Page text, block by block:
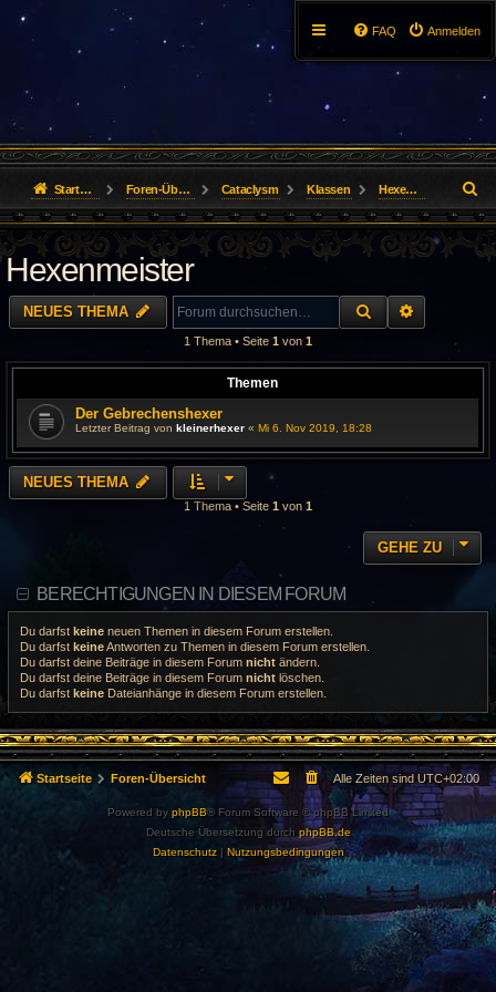
Anmelden
FAQ
Startseite Foren-Übersicht Cataclysm Klassen Hexenmeister
u
c
Hexenmeister
NEUES THEMA SUCHE
1 Thema • Seite 1 von 1
Themen
Der Gebrechenshexer
Letzter Beitrag von kleinerhexer « Mi 6. Nov 2019, 18:28
NEUES THEMA
1 Thema • Seite 1 von 1
GEHE ZU
BERECHTIGUNGEN IN DIESEM FORUM
Du darfst keine neuen Themen in diesem Forum erstellen.
Du darfst keineAntworten zu Themen in diesem Forum erstellen.
Du darfst deine Beiträge in diesem Forum nicht ändern.
Du darfst deine Beiträge in diesem Forum nicht löschen.
Du darfst keine Dateianhänge in diesem Forum erstellen.
Startseite Foren-Übersicht Alle Zeiten sindUTC+02:00
Powered by phpBB® Forum Software © phpBB Limited
Deutsche Übersetzung durch phpBB.de
Datenschutz| Nutzungsbedingungen